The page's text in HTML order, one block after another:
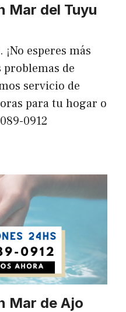
Mar del Tuyu
esperes más
problemas de
servicio de
para tu hogar o
0912
Mar de Ajo